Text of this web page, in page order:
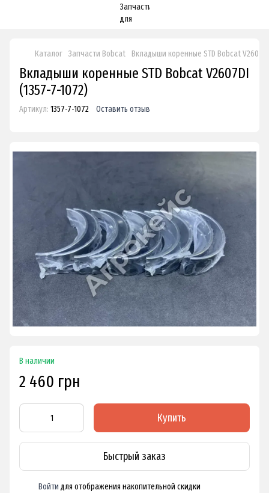
Каталог Запчасти Bobcat Вкладыши коренные STD Bobcat V2607DI
Вкладыши коренные STD Bobcat V2607DI
(1357-7-1072)
Артикул: 1357-7-1072 Оставить отзыв
В наличии
2 460 грн
Купить
Быстрый заказ
Войти для отображения накопительной скидки